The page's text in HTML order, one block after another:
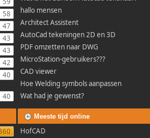
58
47
43
43
42
40
40
hallo mensen
Architect Assistent
AutoCad tekeningen 2D en 3D
PDF omzetten naar DWG
MicroStation-gebruikers???
CAD viewer
Hoe Welding symbols aanpassen
Wat had je gewenst?
Meeste tijd online
HofCAD